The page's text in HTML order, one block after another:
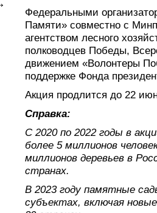
Федеральными
Памяти» совместно с
агентством лесного
полководцев Победы,
движением «Волонтеры
поддержке Фонда
Акция продлится до 22
Справка:
С 2020 по 2022 годы в
более 5 миллионов
миллионов деревьев в
странах.
В 2023 году памятные
субъектах, включая